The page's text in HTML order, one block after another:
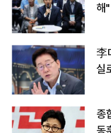
해
李
실
종